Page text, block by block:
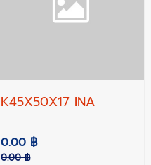
K45X50X17 INA
0.00 ฿
0.00 ฿